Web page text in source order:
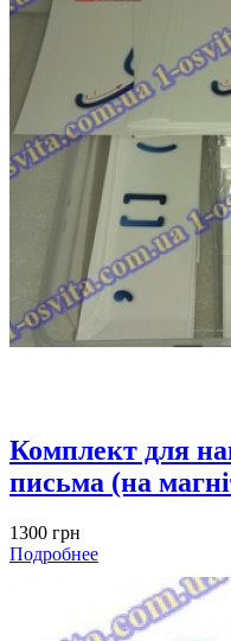
Комплект для
письма (на
1300 грн
Подробнее